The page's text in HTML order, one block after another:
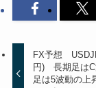
FX予想
円) 長期足はC
足は5波動の